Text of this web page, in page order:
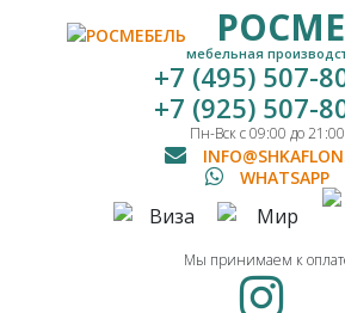
мебельная
+7 (495) 507-
+7 (925) 507-
Пн-Вск с 09:00 до 21:00
WHATSAPP
Мы принимаем к